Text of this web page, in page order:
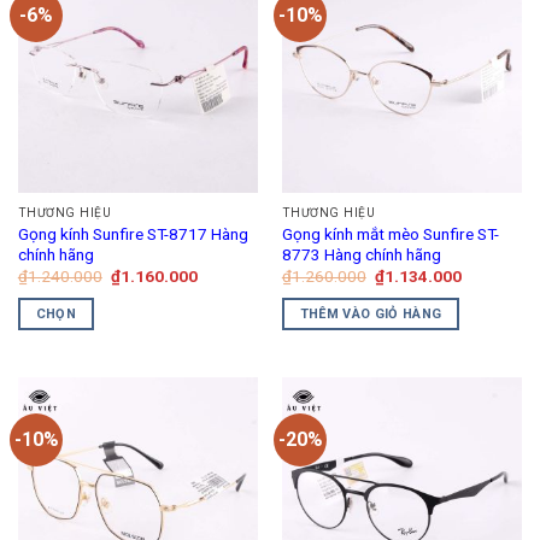
-6%
THƯƠNG HIỆU
Gọng kính Sunfire ST-8717 Hàng
chính hãng
₫1.240.000 Giá
gốc
₫1.160.000Giá
CHỌN
này
có
nhiều
biến
thể.
-10%
THƯƠNG HIỆU
Gọng kính mắt mèo Sunfire ST-
8773 Hàng chính hãng
₫1.260.000 Giá
gốc
là:
₫1.260.000.
₫1.134.000Giá
THÊM VÀO GIỎ HÀNG
-10% -20%